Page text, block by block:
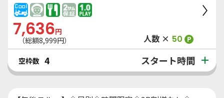
7,636円
（総額8,999円） 人数 × 50 P
空枠数 4 スタート時間